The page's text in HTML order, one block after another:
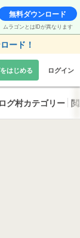
無料ダウンロード
ムラゴンとはIDが異なります
ード！
はじめる ログイン
グ村カテゴリー